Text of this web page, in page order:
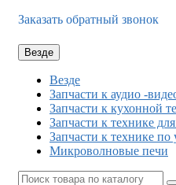
Заказать обратный звонок
Везде
Везде
Запчасти к аудио -
Запчасти к кухонной
Запчасти к технике
Запчасти к технике по
Микроволновые печи